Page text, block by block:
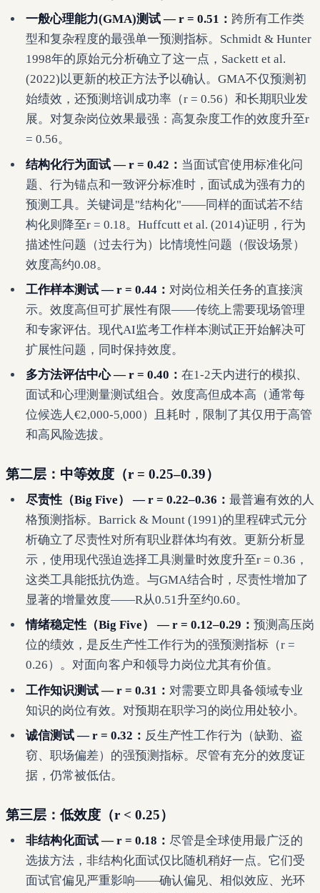
一般心理能力(GMA)测试 — r = 0.51： 跨所有工作类
型和复杂程度的最强单一预测指标。Schmidt & Hunter
1998年的原始元分析确立了这一点，Sackett et al.
(2022)以更新的校正方法予以确认。GMA不仅预测初
始绩效，还预测培训成功率（r = 0.56）和长期职业发
展。对复杂岗位效果最强：高复杂度工作的效度升至r
= 0.56。
结构化行为面试 — r = 0.42： 当面试官使用标准化问
题、行为锚点和一致评分标准时，面试成为强有力的
预测工具。关键词是"结构化"——同样的面试若不结
构化则降至r = 0.18。Huffcutt et al. (2014)证明，行为
描述性问题（过去行为）比情境性问题（假设场景）
效度高约0.08。
工作样本测试 — r = 0.44： 对岗位相关任务的直接演
示。效度高但可扩展性有限——传统上需要现场管理
和专家评估。现代AI监考工作样本测试正开始解决可
扩展性问题，同时保持效度。
多方法评估中心 — r = 0.40： 在1-2天内进行的模拟、
面试和心理测量测试组合。效度高但成本高（通常每
位候选人€2,000-5,000）且耗时，限制了其仅用于高管
和高风险选拔。
第二层：中等效度（r = 0.25–0.39）
尽责性（Big Five） — r = 0.22–0.36： 最普遍有效的人
格预测指标。Barrick & Mount (1991)的里程碑式元分
析确立了尽责性对所有职业群体均有效。更新分析显
示，使用现代强迫选择工具测量时效度升至r = 0.36，
这类工具能抵抗伪造。与GMA结合时，尽责性增加了
显著的增量效度——R从0.51升至约0.60。
情绪稳定性（Big Five） — r = 0.12–0.29： 预测高压岗
位的绩效，是反生产性工作行为的强预测指标（r =
0.26）。对面向客户和领导力岗位尤其有价值。
工作知识测试 — r = 0.31： 对需要立即具备领域专业
知识的岗位有效。对预期在职学习的岗位用处较小。
诚信测试 — r = 0.32： 反生产性工作行为（缺勤、盗
窃、职场偏差）的强预测指标。尽管有充分的效度证
据，仍常被低估。
第三层：低效度（r < 0.25）
非结构化面试 — r = 0.18： 尽管是全球使用最广泛的
选拔方法，非结构化面试仅比随机稍好一点。它们受
面试官偏见严重影响——确认偏见、相似效应、光环